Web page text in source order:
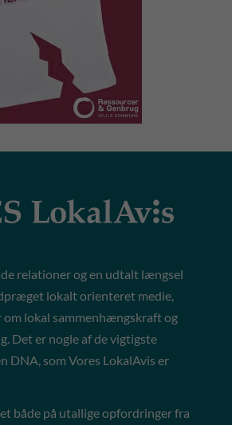
relationer og en udtalt længsel
lokalt orienteret medie,
om lokal sammenhængskraft og
Det er nogle af de vigtigste
DNA, som Vores LokalAvis er
både på utallige opfordringer fra